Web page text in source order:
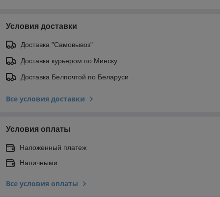
Условия доставки
Доставка "Самовывоз"
Доставка курьером по Минску
Доставка Белпочтой по Беларуси
Все условия доставки
Условия оплаты
Наложенный платеж
Наличными
Все условия оплаты